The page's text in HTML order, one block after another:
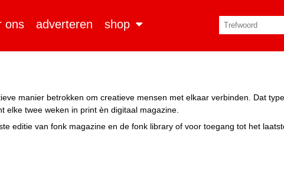
ons adverteren shop
manier betrokken om creatieve mensen met elkaar verbinden. Dat
elke twee weken in print èn digitaal magazine.
editie van fonk magazine en de fonk library of voor toegang tot het